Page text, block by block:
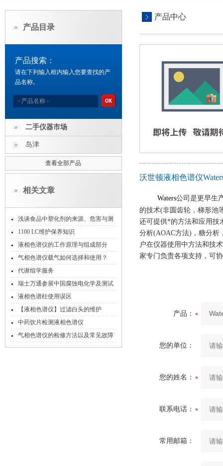
产品目录
产品搜索：
请在下列输入框内输入您要查找的产
品名称。
二手仪器市场
岛津
查看全部产品
相关文章
浅谈食品中塑化剂的来源、危害与测
定方法
1100 LC维护保养知识
液相色谱仪的工作原理与组成部分
气相色谱仪载气如何选择和使用？
代谢组学服务
瑞士万通参展中国腐蚀电化学及测试
方法学术交流会
液相色谱柱使用误区
【液相色谱仪】过滤白头的维护
中药饮片检测液相色谱仪
气相色谱仪的检修方法以及常见故障
产品中心
沃世顿液相色谱仪
Waters公司是更早生
的技术(非圆齿轮，梯形池
还可提供*的方法和应用技
分析(AOAC方法)，糖分析
户在仪器使用中方法和技
家专门负责各项支持，可
产品：
您的单位：
您的姓名：
联系电话：
常用邮箱：